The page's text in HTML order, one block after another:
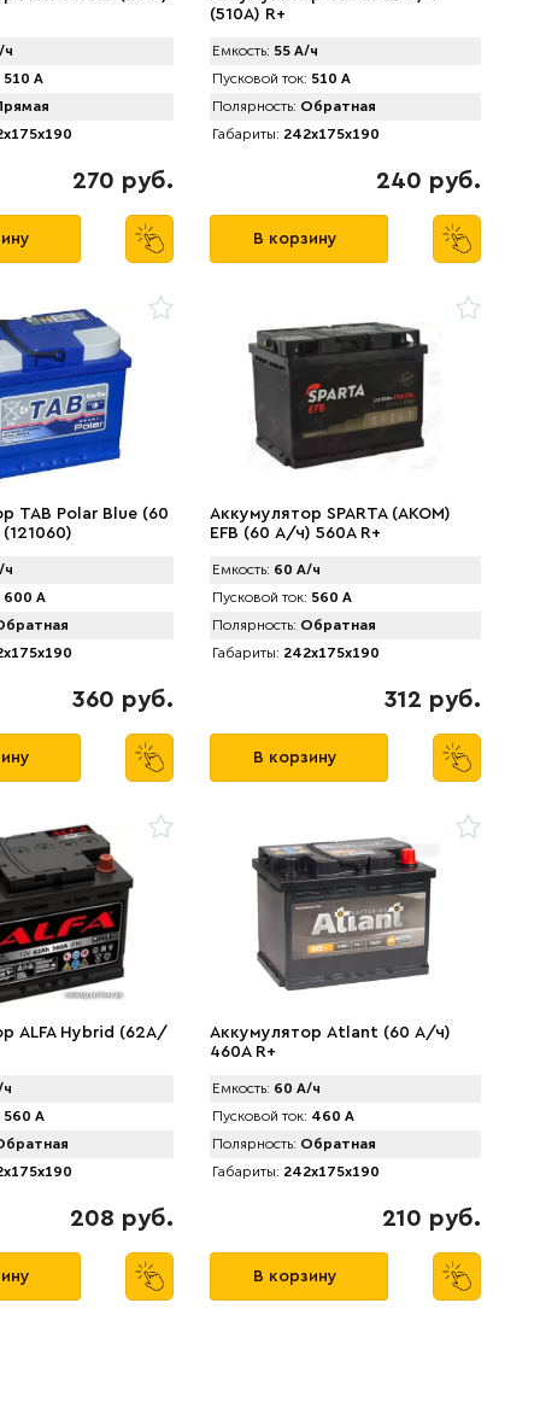
510 А
270 руб.
(510A) R+
Емкость: 55 А/ч
Пусковой ток: 510 А
Полярность: Обратная
Габариты: 242x175x190
240 руб.
В корзину
TAB Polar Blue (60
(121060)
600 А
360 руб.
Аккумулятор SPARTA (АKOM)
EFB (60 А/ч) 560A R+
Емкость: 60 А/ч
Пусковой ток: 560 А
Полярность: Обратная
Габариты: 242x175x190
312 руб.
В корзину
ALFA Hybrid (62А/
560 А
208 руб.
Аккумулятор Atlant (60 А/ч)
460A R+
Емкость: 60 А/ч
Пусковой ток: 460 А
Полярность: Обратная
Габариты: 242x175x190
210 руб.
В корзину